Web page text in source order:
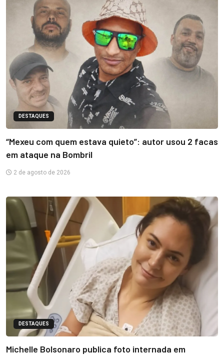
DESTAQUES
“Mexeu com quem estava quieto”: autor usou 2 facas
em ataque na Bombril
2 de agosto de 2026
DESTAQUES
Michelle Bolsonaro publica foto internada em